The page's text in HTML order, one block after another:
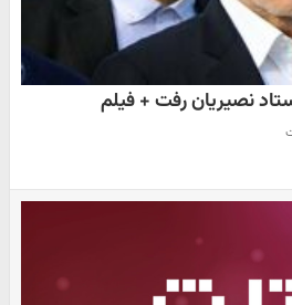
نصیریان رفت + فیلم